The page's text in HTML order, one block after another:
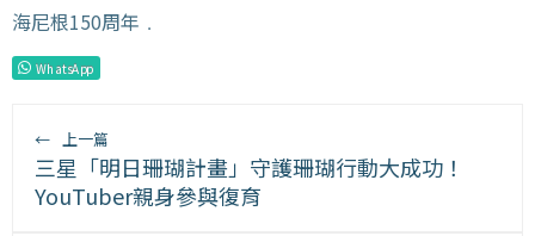
海尼根150周年 ﹒
WhatsApp
← 上一篇
三星「明日珊瑚計畫」守護珊瑚行動大成功！
YouTuber親身參與復育